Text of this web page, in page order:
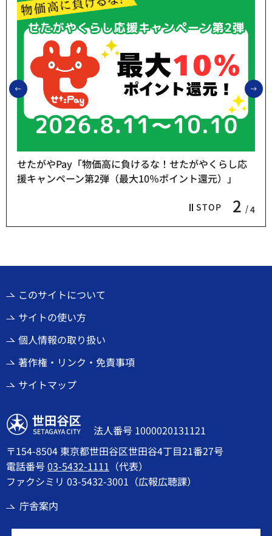
前のスライドを表示
STOP 2 4
せたがやPay「物価高に負けるな！せたがやくらし応
援キャンペーン第2弾（最大10％ポイント還元）」
このサイトについて
サイトの使い方
個人情報の取り扱い
著作権・リンク・免責事項
サイトマップ
世田谷区
法人番号 1000020131121
〒154-8504 東京都世田谷区世田谷4丁目21番27号
電話番号03-5432-1111 （代表）
ファクシミリ 03-5432-3001（広報広聴課）
庁舎案内